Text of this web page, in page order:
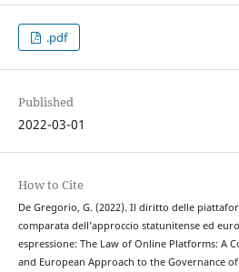
.pdf
Published
2022-03-01
How to Cite
De Gregorio, G. (2022). Il diritto delle
comparata dell’approccio statunitense ed
espressione: The Law of Online Platforms: A
and European Approach to the Governance of